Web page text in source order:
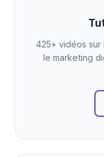
425+ vidéos sur
le marketing